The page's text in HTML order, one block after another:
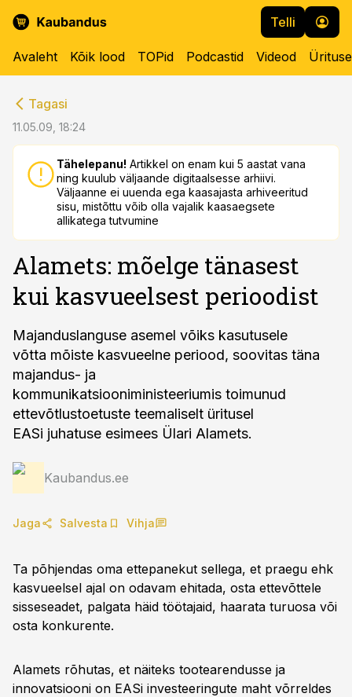
Telli
Avaleht Kõik lood TOPid Podcastid Videod
Tagasi
11.05.09, 18:24
Tähelepanu! Artikkel on enam kui 5 aastat vana
ning kuulub väljaande digitaalsesse arhiivi.
Väljaanne ei uuenda ega kaasajasta arhiveeritud
sisu, mistõttu võib olla vajalik kaasaegsete
allikatega tutvumine
Alamets: mõelge tänasest
kui kasvueelsest perioodist
Majanduslanguse asemel võiks kasutusele
võtta mõiste kasvueelne periood, soovitas täna
majandus- ja
kommunikatsiooniministeeriumis toimunud
ettevõtlustoetuste teemaliselt üritusel
EASi juhatuse esimees Ülari Alamets.
Kaubandus.ee
Jaga Salvesta Vihja
Ta põhjendas oma ettepanekut sellega, et praegu ehk
kasvueelsel ajal on odavam ehitada, osta ettevõttele
sisseseadet, palgata häid töötajaid, haarata turuosa või
osta konkurente.
Alamets rõhutas, et näiteks tootearendusse ja
innovatsiooni on EASi investeeringute maht võrreldes